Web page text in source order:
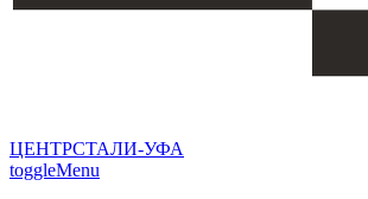
ЦЕНТРСТАЛИ-УФА
toggleMenu